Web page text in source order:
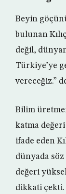
Beyin
bulunan
değil,
Türkiye’ye
vereceğiz.”
Bilim
katma
ifade eden
dünyada
değeri
dikkati çekti.